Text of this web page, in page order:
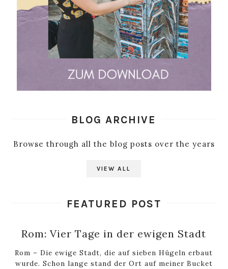
BLOG ARCHIVE
Browse through all the blog posts over the years
VIEW ALL
FEATURED POST
Rom: Vier Tage in der ewigen Stadt
Rom – Die ewige Stadt, die auf sieben Hügeln erbaut
wurde. Schon lange stand der Ort auf meiner Bucket